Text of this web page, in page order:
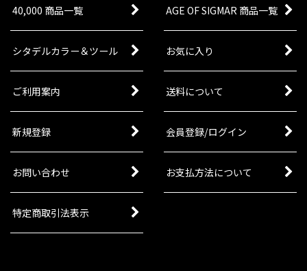
40,000 商品一覧 AGE OF SIGMAR 商品一覧
シタデルカラー＆ツール お気に入り
ご利用案内 送料について
新規登録 会員登録/ログイン
お問い合わせ お支払方法について
特定商取引法表示